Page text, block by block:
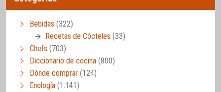
Bebidas (322)
Recetas de Cócteles (33)
Chefs (703)
Diccionario de cocina (800)
Dónde comprar (124)
Enología (1.141)